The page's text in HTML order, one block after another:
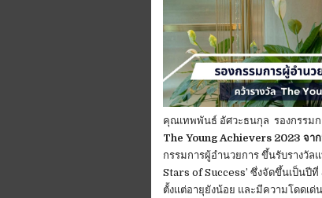
คุณเทพพันธ์ อัศวะธนกุล รองกรรม
The Young Achievers 2023 จา
กรรมการผู้อำนวยการ ขึ้นรับรางวั
Stars of Success’ ซึ่งจัดขึ้นเป็นปี
ตั้งแต่อายุยังน้อย และมีความโดดเ